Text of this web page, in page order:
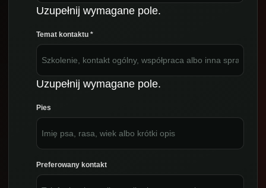
Uzupełnij wymagane pole.
Temat kontaktu *
Uzupełnij wymagane pole.
Pies
Preferowany kontakt